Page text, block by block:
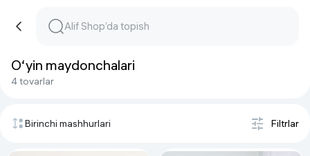
O‘yin maydonchalari
4 tovarlar
Birinchi mashhurlari Filtrlar